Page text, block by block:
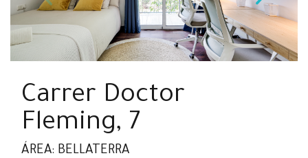
Carrer Doctor
Fleming, 7
ÁREA: BELLATERRA